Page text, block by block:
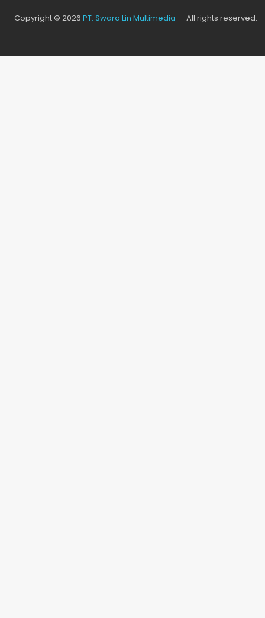
Copyright © 2026 PT. Swara Lin Multimedia – All rights reserved.